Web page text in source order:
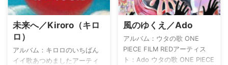
HMV TOWER RECORDS Book
Off メルカリ この楽曲は
ISUM（一般社団法人音楽特定
利用促進機構）登録楽曲 で
す。 provided by Wedding
Sound アーティストについて
sumika（スミカ）は、2013年
に結成された日本のロックバ
ンドで、「誰にとっても住処
のような場所になってほし
い」という想いをバンド名に
込めて活動をスタートしま ...
未来へ／Kiroro（キロ
ロ）
アルバム：キロロのいちばん
イイ歌あつめましたアーティ
風のゆくえ／Ado
アルバム：ウタの歌 ONE
PIECE FILM REDアーティス
ト：Ado ウタの歌 ONE PIECE